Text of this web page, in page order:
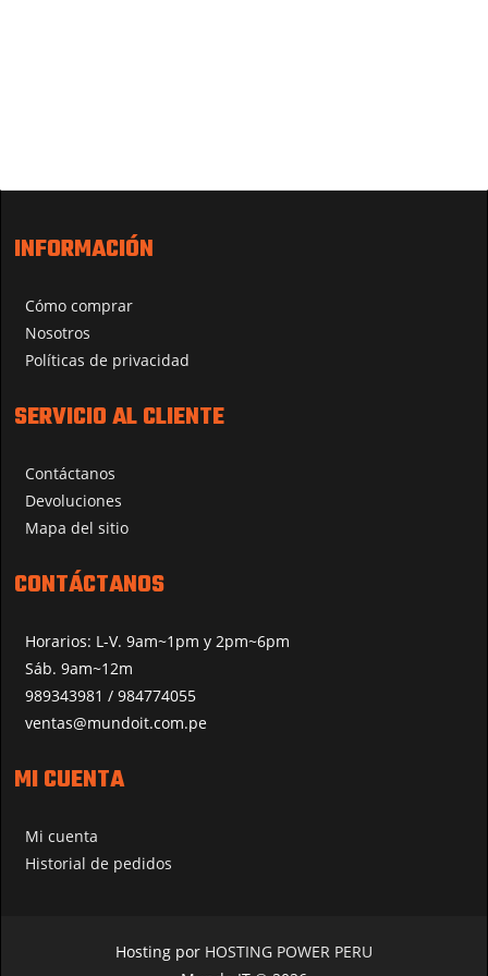
INFORMACIÓN
Cómo comprar
Nosotros
Políticas de privacidad
SERVICIO AL CLIENTE
Contáctanos
Devoluciones
Mapa del sitio
CONTÁCTANOS
Horarios: L-V. 9am~1pm y 2pm~6pm
Sáb. 9am~12m
989343981 / 984774055
ventas@mundoit.com.pe
MI CUENTA
Mi cuenta
Historial de pedidos
Hosting por HOSTING POWER PERU